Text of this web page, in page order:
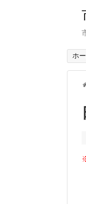
ホ